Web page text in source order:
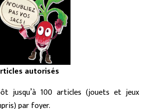
autorisés
jusqu’à 100 articles (jouets et jeux
par foyer.